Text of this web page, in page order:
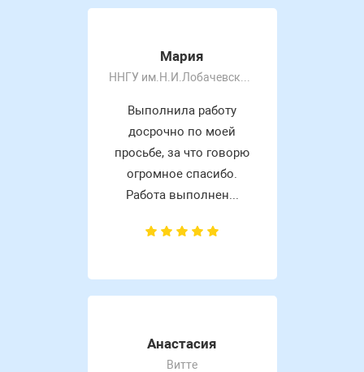
Мария
Выполнила работу
досрочно по моей
просьбе, за что говорю
огромное спасибо.
Работа выполнен...
Анастасия
Витте